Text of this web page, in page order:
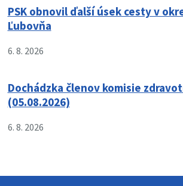
PSK obnovil ďalší úsek cesty v
Ľubovňa
6. 8. 2026
Dochádzka členov komisie
(05.08.2026)
6. 8. 2026